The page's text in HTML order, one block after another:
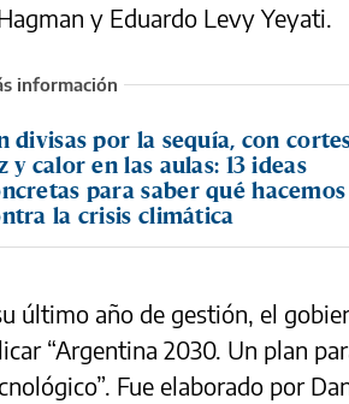
y Eduardo Levy Yeyati.
divisas por la sequía, con
y calor en las aulas: 13 ideas
para saber qué hacemos
la crisis climática
último año de gestión, el
“Argentina 2030. Un plan
Fue elaborado por